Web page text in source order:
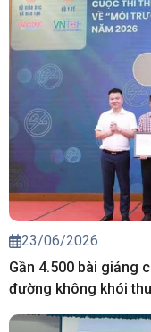
23/06/2026
Gần 4.500 bài giảng
đường không khói